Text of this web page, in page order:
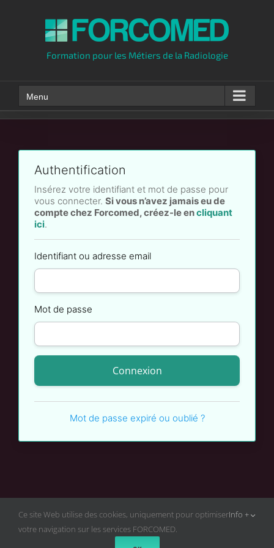
Formation pour les Métiers de la Radiologie
Menu
Authentification
Insérez votre identifiant et mot de passe pour
vous connecter. Si vous n’avez jamais eu de
compte chez Forcomed, créez-le encliquant
ici.
Identifiant ou adresse email
Mot de passe
Mot de passe expiré ou oublié ?
© Tous droits réservés |Mentions légales
Ce site Web utilise des cookies, uniquement pour optimiser
votre navigation sur les services FORCOMED.
Info +